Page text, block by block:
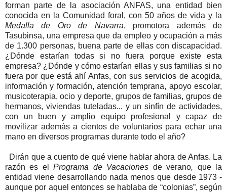
forman parte de la asociación ANFAS, una entidad bien
conocida en la Comunidad foral, con 50 años de vida y la
Medalla de Oro de Navarra, promotora además de
Tasubinsa, una empresa que da empleo y ocupación a más
de 1.300 personas, buena parte de ellas con discapacidad.
¿Dónde estarían todas si no fuera porque existe esta
empresa? ¿Dónde y cómo estarían ellas y sus familias si no
fuera por que está ahí Anfas, con sus servicios de acogida,
información y formación, atención temprana, apoyo escolar,
musicoterapia, ocio y deporte, grupos de familias, grupos de
hermanos, viviendas tuteladas... y un sinfín de actividades,
con un buen y amplio equipo profesional y capaz de
movilizar además a cientos de voluntarios para echar una
mano en diversos programas durante todo el año?
Dirán que a cuento de qué viene hablar ahora de Anfas. La
razón es elPrograma de Vacaciones de verano, que la
entidad viene desarrollando nada menos que desde 1973 -
aunque por aquel entonces se hablaba de “colonias”, según